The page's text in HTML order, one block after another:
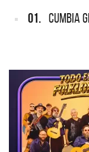
01. CUMBIA